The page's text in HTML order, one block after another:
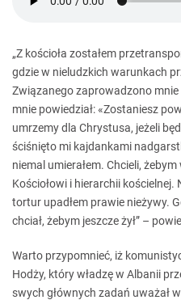
„Z kościoła zostałem
gdzie w nieludzkich warunkach
Związanego zaprowadzono mnie
mnie powiedział: «Zostaniesz
umrzemy dla Chrystusa, jeżeli
ściśnięto mi kajdankami
niemal umierałem. Chcieli,
Kościołowi i hierarchii kościelnej.
tortur upadłem prawie nieżywy.
chciał, żebym jeszcze żył” –
Warto przypomnieć, iż
Hodży, który władzę w Albanii
swych głównych zadań uważał